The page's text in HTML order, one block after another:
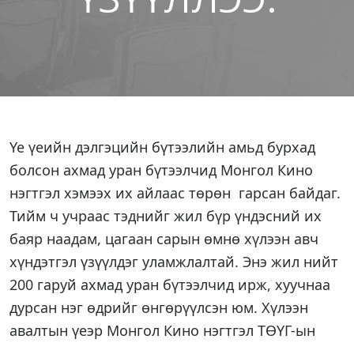
Үе үеийн дэлгэцийн бүтээлийн амьд бурхад
болсон ахмад уран бүтээлчид Монгол Кино
нэгтгэл хэмээх их айлаас төрөн гарсан байдаг.
Тийм ч учраас тэднийг жил бүр үндэсний их
баяр наадам, цагаан сарын өмнө хүлээн авч
хүндэтгэл үзүүлдэг уламжлалтай. Энэ жил нийт
200 гаруй ахмад уран бүтээлчид ирж, хуучнаа
дурсан нэг өдрийг өнгөрүүлсэн юм. Хүлээн
авалтын үеэр Монгол Кино нэгтгэл ТӨҮГ-ын